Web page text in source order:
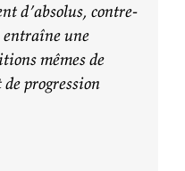
d’absolus, contre-
entraîne une
mêmes de
progression